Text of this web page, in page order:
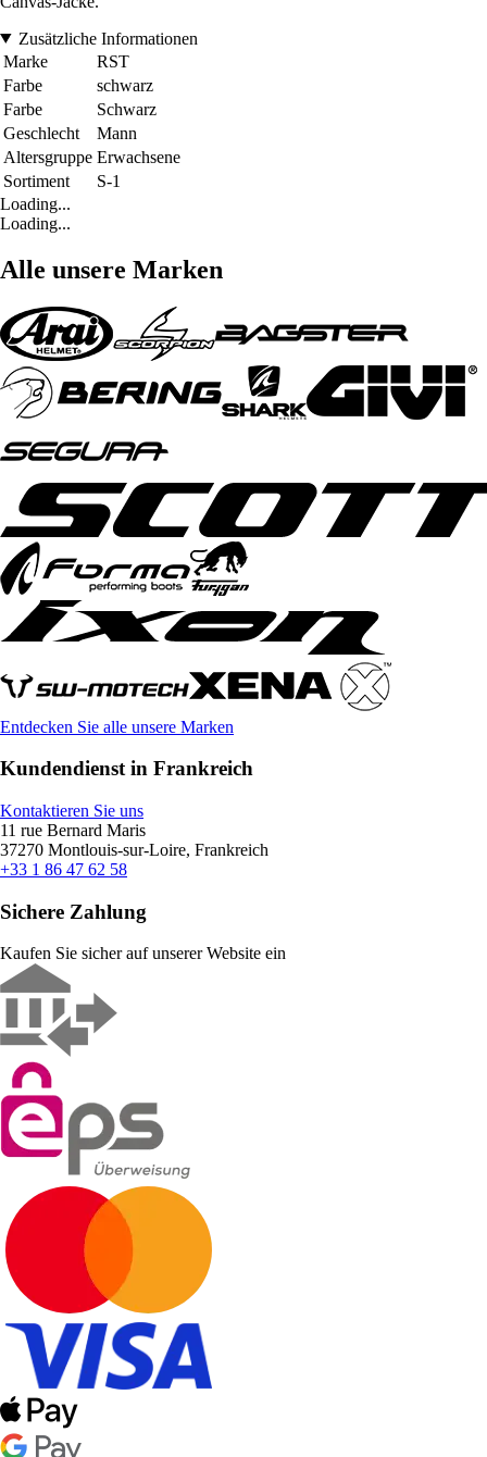
Zusätzliche Informationen
Marke
RST
Farbe
schwarz
Farbe
Schwarz
Geschlecht
Mann
Altersgruppe Erwachsene
Sortiment
S-1
Loading...
Loading...
Alle unsere Marken
Entdecken Sie alle unsere Marken
Kundendienst in Frankreich
Kontaktieren Sie uns
11 rue Bernard Maris
37270 Montlouis-sur-Loire, Frankreich
+33 1 86 47 62 58
Sichere Zahlung
Kaufen Sie sicher auf unserer Website ein